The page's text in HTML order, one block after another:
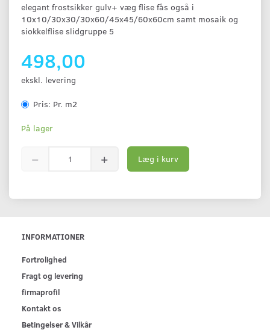
elegant frostsikker gulv+ væg flise fås også i
10x10/30x30/30x60/45x45/60x60cm samt mosaik og
siokkelflise slidgruppe 5
498,00
ekskl. levering
Pris: Pr. m2
På lager
Læg i kurv
INFORMATIONER
Fortrolighed
Fragt og levering
firmaprofil
Kontakt os
Betingelser & Vilkår